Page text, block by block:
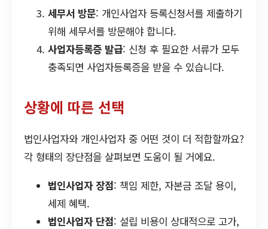
세무서 방문: 개인사업자 등록신청서를 제출하기
위해 세무서를 방문해야 합니다.
사업자등록증 발급: 신청 후 필요한 서류가 모두
충족되면 사업자등록증을 받을 수 있습니다.
상황에 따른 선택
법인사업자와 개인사업자 중 어떤 것이 더 적합할까요?
각 형태의 장단점을 살펴보면 도움이 될 거에요.
법인사업자 장점: 책임 제한, 자본금 조달 용이,
세제 혜택.
법인사업자 단점: 설립 비용이 상대적으로 고가,